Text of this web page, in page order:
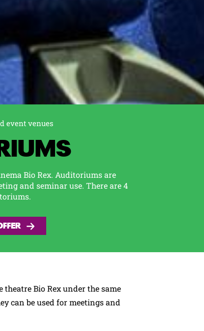
event venues
Bio Rex. Auditoriums are
and seminar use. There are 4
Bio Rex under the same
can be used for meetings and